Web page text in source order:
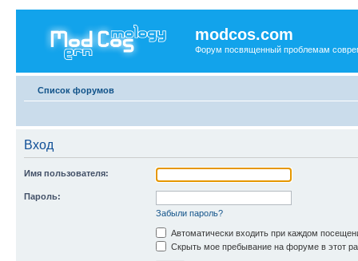
modcos.com
Форум посвященный проблемам
Список форумов
Вход
Имя пользователя:
Пароль:
Забыли пароль?
Автоматически входить при каждом
Скрыть мое пребывание на форуме в этот